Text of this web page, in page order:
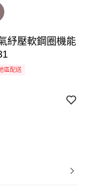
紓壓軟鋼圈機能
區配送